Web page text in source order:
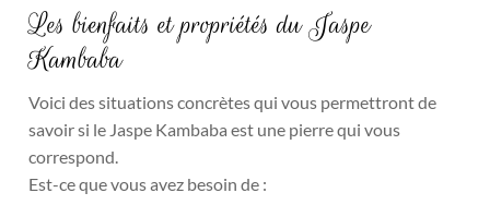
Les bienfaits et propriétés du Jaspe
Kambaba
Voici des situations concrètes qui vous permettront de
savoir si le Jaspe Kambaba est une pierre qui vous
correspond.
Est-ce que vous avez besoin de :